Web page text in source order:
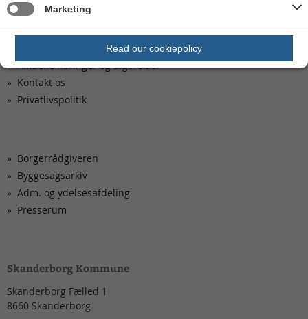
Kom hurtigt til
Aktuelle høringer og afgørelser
Kontakt os
Privatlivspolitik
Borgerrådgiveren
Byggesagsarkiv
Adm. og ydelsesafdeling
Presserum
Skanderborg Kommune
Skanderborg Fælled 1
8660 Skanderborg
Marketing
Read our cookiepolicy